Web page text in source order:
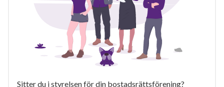
Sitter du i styrelsen för din bostadsrättsförening?